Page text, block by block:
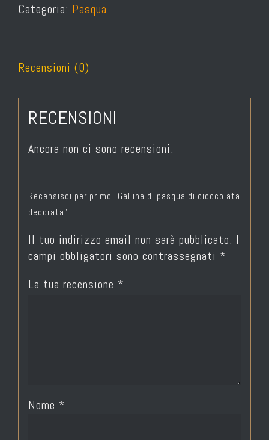
Categoria: Pasqua
Recensioni (0)
RECENSIONI
Ancora non ci sono recensioni.
Recensisci per primo “Gallina di pasqua di cioccolata
decorata”
Il tuo indirizzo email non sarà pubblicato. I
campi obbligatori sono contrassegnati *
La tua recensione *
Nome *